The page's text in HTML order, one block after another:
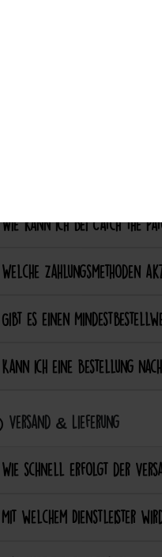
Wie kann ich bei Catch the
Welche Zahlungsmethoden
Gibt es einen
Kann ich eine Bestellung
Versand & Lieferung
Wie schnell erfolgt der
Mit welchem Dienstleister